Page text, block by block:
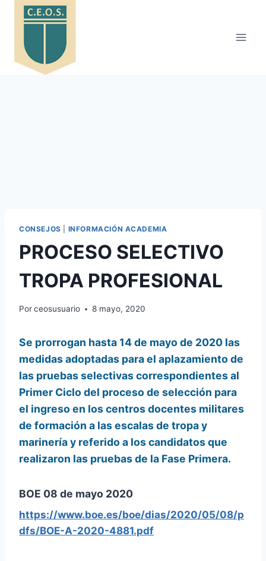
Saltar
CONSEJOS INFORMACIÓN ACADEMIA
PROCESO SELECTIVO
TROPA PROFESIONAL
Porceosusuario 8 mayo, 2020
Se prorrogan hasta 14 de mayo de 2020 las
medidas adoptadas para el aplazamiento de
las pruebas selectivas correspondientes al
Primer Ciclo del proceso de selección para
el ingreso en los centros docentes militares
de formación a las escalas de tropa y
marinería y referido a los candidatos que
realizaron las pruebas de la Fase Primera.
BOE 08 de mayo 2020
https://www.boe.es/boe/dias/2020/05/08/p
dfs/BOE-A-2020-4881.pdf